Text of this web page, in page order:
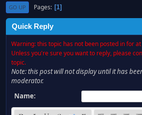
GO UP Pages 1
Quick Reply
Warning: this topic has not been posted in for
Unless you're sure you want to reply, please
topic.
Note: this post will not display until it has
moderator.
Name: